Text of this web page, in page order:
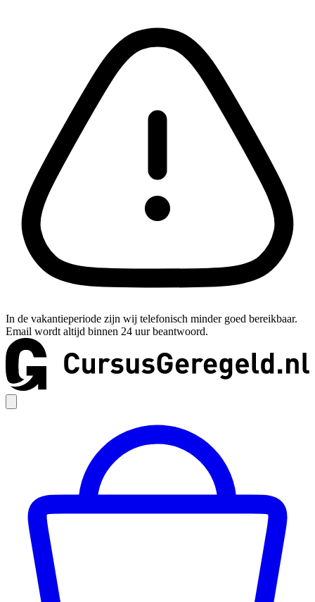
In de vakantieperiode zijn wij telefonisch minder goed bereikbaar.
Email wordt altijd binnen 24 uur beantwoord.